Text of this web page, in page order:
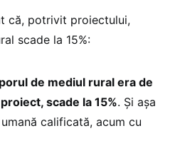
că, potrivit proiectului,
scade la 15%:
de mediul rural era de
scade la 15%. Și așa
calificată, acum cu